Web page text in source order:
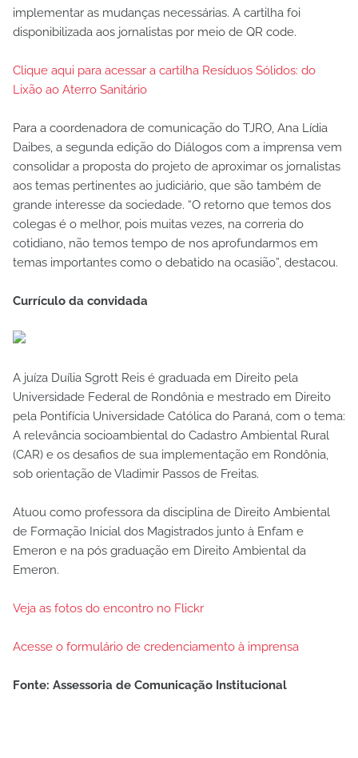
implementar as mudanças necessárias. A cartilha foi
disponibilizada aos jornalistas por meio de QR code.
Clique aqui para acessar a cartilha Resíduos Sólidos: do
Lixão ao Aterro Sanitário
Para a coordenadora de comunicação do TJRO, Ana Lídia
Daibes, a segunda edição do Diálogos com a imprensa vem
consolidar a proposta do projeto de aproximar os jornalistas
aos temas pertinentes ao judiciário, que são também de
grande interesse da sociedade. “O retorno que temos dos
colegas é o melhor, pois muitas vezes, na correria do
cotidiano, não temos tempo de nos aprofundarmos em
temas importantes como o debatido na ocasião”, destacou.
Currículo da convidada
A juíza Duília Sgrott Reis é graduada em Direito pela
Universidade Federal de Rondônia e mestrado em Direito
pela Pontifícia Universidade Católica do Paraná, com o tema:
A relevância socioambiental do Cadastro Ambiental Rural
(CAR) e os desafios de sua implementação em Rondônia,
sob orientação de Vladimir Passos de Freitas.
Atuou como professora da disciplina de Direito Ambiental
de Formação Inicial dos Magistrados junto à Enfam e
Emeron e na pós graduação em Direito Ambiental da
Emeron.
Veja as fotos do encontro no Flickr
Acesse o formulário de credenciamento à imprensa
Fonte: Assessoria de Comunicação Institucional